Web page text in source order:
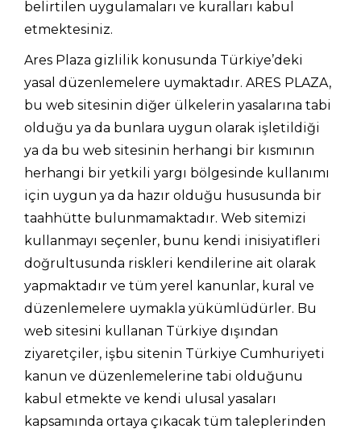
belirtilen uygulamaları ve kuralları kabul
etmektesiniz.
Ares Plaza gizlilik konusunda Türkiye’deki
yasal düzenlemelere uymaktadır. ARES PLAZA,
bu web sitesinin diğer ülkelerin yasalarına tabi
olduğu ya da bunlara uygun olarak işletildiği
ya da bu web sitesinin herhangi bir kısmının
herhangi bir yetkili yargı bölgesinde kullanımı
için uygun ya da hazır olduğu hususunda bir
taahhütte bulunmamaktadır. Web sitemizi
kullanmayı seçenler, bunu kendi inisiyatifleri
doğrultusunda riskleri kendilerine ait olarak
yapmaktadır ve tüm yerel kanunlar, kural ve
düzenlemelere uymakla yükümlüdürler. Bu
web sitesini kullanan Türkiye dışından
ziyaretçiler, işbu sitenin Türkiye Cumhuriyeti
kanun ve düzenlemelerine tabi olduğunu
kabul etmekte ve kendi ulusal yasaları
kapsamında ortaya çıkacak tüm taleplerinden